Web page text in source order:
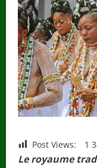
Post Views: 1
Le royaume